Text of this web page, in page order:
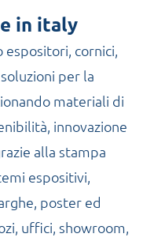
in italy
cornici,
per la
materiali di
innovazione
alla stampa
espositivi,
poster ed
uffici, showroom,